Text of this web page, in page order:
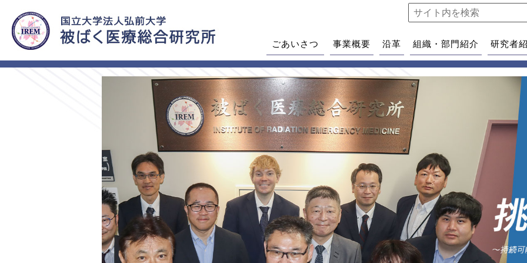
ごあいさつ 事業概要 沿革 組織・部門紹介 研究者